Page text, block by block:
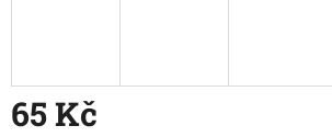
65 Kč